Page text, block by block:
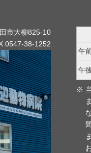
市大柳825-10
0547-38-1252
午
午